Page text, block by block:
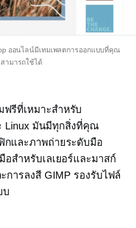
ออนไลน์มีเทมเพลตการออกแบบที่คุณ
สามารถใช้ได้
รีที่เหมาะสำหรับ
Linux มันมีทุกสิ่งที่คุณ
กและภาพถ่ายระดับมือ
อสำหรับเลเยอร์และมาสก์
การลงสี GIMP รองรับไฟล์
บ